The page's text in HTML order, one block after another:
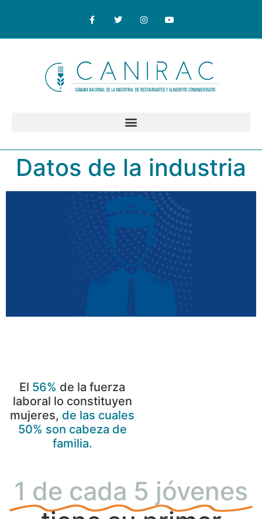
Datos de la industria
El 56% de la fuerza
laboral lo constituyen
mujeres, de las cuales
50% son cabeza de
familia.
1 de cada 5 jóvenes